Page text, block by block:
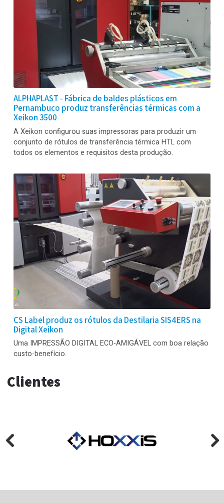
precisamos!”...
...“Produzimos rótulos de alta qualidade impressos
digitalmente” comenta Andreas Shillinger diretor da Lotus
ALPHAPLAST - Fábrica de baldes plásticos em
Pernambuco produz transferências térmicas com a
Xeikon 3500
A Xeikon configurou suas impressoras para produzir um
conjunto de rótulos de transferência térmica HTL com
todos os elementos e requisitos desta produção.
Digital Xeikon